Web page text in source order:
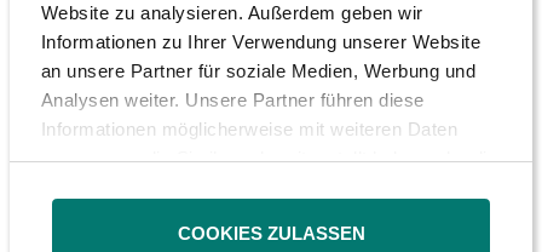
Website zu analysieren. Außerdem geben wir
Informationen zu Ihrer Verwendung unserer Website
an unsere Partner für soziale Medien, Werbung und
Analysen weiter. Unsere Partner führen diese
Informationen möglicherweise mit weiteren Daten
zusammen, die Sie ihnen bereitgestellt haben oder die
COOKIES ZULASSEN
Über allem schwebt natürlich der
Bundesgerichtshof (BGH), der den Klägern in
Prozessen wegen fehlerhafter
Wertpapierdienstleistung ein gewichtiges
Zusatzargument geliefert hat. In mittlerweile
vier Entscheidungen, beginnend im Jahre
2000, hat der BGH klargestellt, dass